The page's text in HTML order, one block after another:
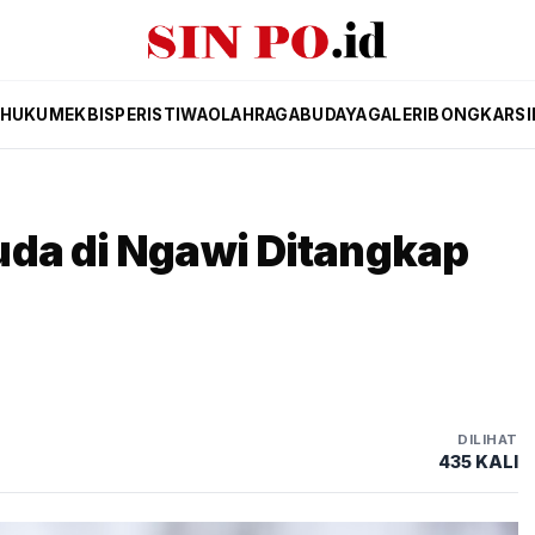
HUKUM EKBIS PERISTIWAOLAHRAGABUDAYAGALERI BONGKAR
di Ngawi Ditangkap
DILIHAT
435 KALI